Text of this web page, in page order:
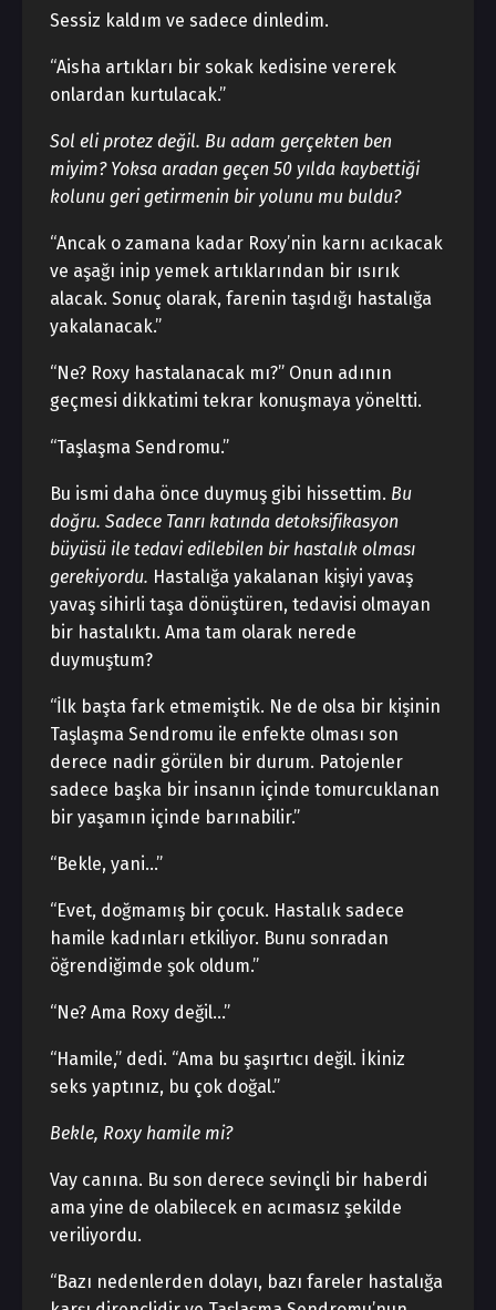
Sessiz kaldım ve sadece dinledim.
“Aisha artıkları bir sokak kedisine vererek
onlardan kurtulacak.”
Sol eli protez değil. Bu adam gerçekten ben
miyim? Yoksa aradan geçen 50 yılda kaybettiği
kolunu geri getirmenin bir yolunu mu buldu?
“Ancak o zamana kadar Roxy’nin karnı acıkacak
ve aşağı inip yemek artıklarından bir ısırık
alacak. Sonuç olarak, farenin taşıdığı hastalığa
yakalanacak.”
“Ne? Roxy hastalanacak mı?” Onun adının
geçmesi dikkatimi tekrar konuşmaya yöneltti.
“Taşlaşma Sendromu.”
Bu ismi daha önce duymuş gibi hissettim. Bu
doğru. Sadece Tanrı katında detoksifikasyon
büyüsü ile tedavi edilebilen bir hastalık olması
gerekiyordu. Hastalığa yakalanan kişiyi yavaş
yavaş sihirli taşa dönüştüren, tedavisi olmayan
bir hastalıktı. Ama tam olarak nerede
duymuştum?
“İlk başta fark etmemiştik. Ne de olsa bir kişinin
Taşlaşma Sendromu ile enfekte olması son
derece nadir görülen bir durum. Patojenler
sadece başka bir insanın içinde tomurcuklanan
bir yaşamın içinde barınabilir.”
“Bekle, yani…”
“Evet, doğmamış bir çocuk. Hastalık sadece
hamile kadınları etkiliyor. Bunu sonradan
öğrendiğimde şok oldum.”
“Ne? Ama Roxy değil…”
“Hamile,” dedi. “Ama bu şaşırtıcı değil. İkiniz
seks yaptınız, bu çok doğal.”
Bekle, Roxy hamile mi?
Vay canına. Bu son derece sevinçli bir haberdi
ama yine de olabilecek en acımasız şekilde
veriliyordu.
“Bazı nedenlerden dolayı, bazı fareler hastalığa